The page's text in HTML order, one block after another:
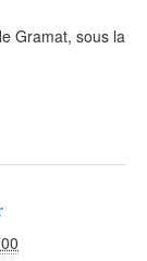
Gramat, sous la